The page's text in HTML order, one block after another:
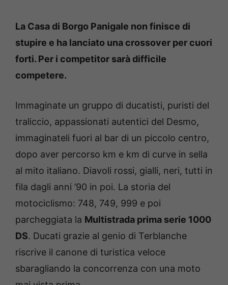
La Casa di Borgo Panigale non finisce di
stupire e ha lanciato una crossover per cuori
forti. Per i competitor sarà difficile
competere.
Immaginate un gruppo di ducatisti, puristi del
traliccio, appassionati autentici del Desmo,
immaginateli fuori al bar di un piccolo centro,
dopo aver percorso km e km di curve in sella
al mito italiano. Diavoli rossi, gialli, neri, tutti in
fila dagli anni ’90 in poi. La storia del
motociclismo: 748, 749, 999 e poi
parcheggiata la Multistrada prima serie 1000
DS. Ducati grazie al genio di Terblanche
riscrive il canone di turistica veloce
sbaragliando la concorrenza con una moto